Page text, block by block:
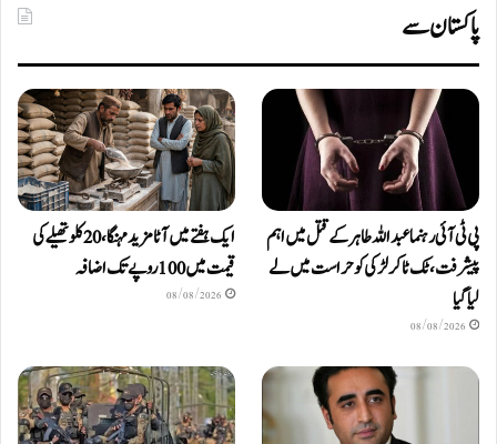
پاکستان سے
پی ٹی آئی رہنما عبداللہ طاہر کے قتل میں اہم
پیشرفت، ٹک ٹاکر لڑکی کو حراست میں لے
لیا گیا
08/08/2026
ایک ہفتے میں آٹا مزید مہنگا، 20 کلو تھیلے کی
قیمت میں 100 روپے تک اضافہ
08/08/2026